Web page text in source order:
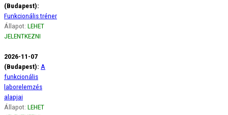
(Budapest):
Funkcionális tréner
Állapot: LEHET
JELENTKEZNI
2026-11-07
(Budapest): A
funkcionális
laborelemzés
alapjai
Állapot: LEHET